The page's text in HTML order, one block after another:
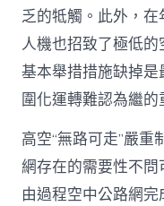
乏的牴觸。此外，在
人機也招致了極低
基本舉措措施缺掉
圍化運轉難認為繼的
高空“無路可走”嚴
網存在的需要性不問
由過程空中公路網